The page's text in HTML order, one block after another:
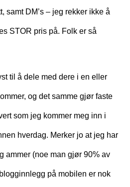
samt DM’s – jeg rekker ikke å
STOR pris på. Folk er så
til å dele med dere i en eller
og det samme gjør faste
som jeg kommer meg inn i
hverdag. Merker jo at jeg har
ammer (noe man gjør 90% av
på mobilen er nok